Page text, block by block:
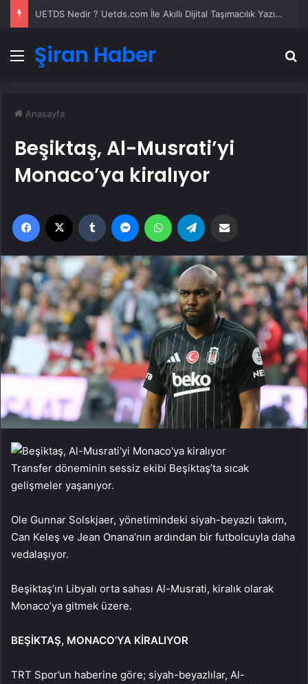
UETDS Nedir ? Uetds.com İle Akıllı Dijital Taşımacılık Yazılımı
Menü
Şiran Haber
Anasayfa
Beşiktaş, Al-Musrati’yi
Monaco’ya kiralıyor
Facebook Tumblr MessengerWhatsApp
Transfer döneminin sessiz ekibi Beşiktaş’ta sıcak
gelişmeler yaşanıyor.
Ole Gunnar Solskjaer, yönetimindeki siyah-beyazlı takım,
Can Keleş ve Jean Onana’nın ardından bir futbolcuyla daha
vedalaşıyor.
Beşiktaş’ın Libyalı orta sahası Al-Musrati, kiralık olarak
Monaco’ya gitmek üzere.
BEŞİKTAŞ, MONACO’YA KİRALIYOR
TRT Spor’un haberine göre; siyah-beyazlılar, Al-